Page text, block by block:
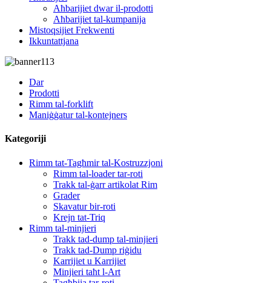
Aħbarijiet dwar il-prodotti
Aħbarijiet tal-kumpanija
Mistoqsijiet Frekwenti
Ikkuntattjana
Dar
Prodotti
Rimm tal-forklift
Maniġġatur tal-kontejners
Kategoriji
Rimm tat-Tagħmir tal-Kostruzzjoni
Rimm tal-loader tar-roti
Trakk tal-ġarr artikolat Rim
Grader
Skavatur bir-roti
Krejn tat-Triq
Rimm tal-minjieri
Trakk tad-dump tal-minjieri
Trakk tad-Dump riġidu
Karrijiet u Karrijiet
Minjieri taħt l-Art